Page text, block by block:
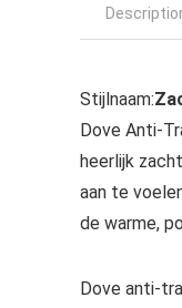
Stijlnaam:
Dove Anti-
heerlijk
aan te
de warme,
Dove anti-